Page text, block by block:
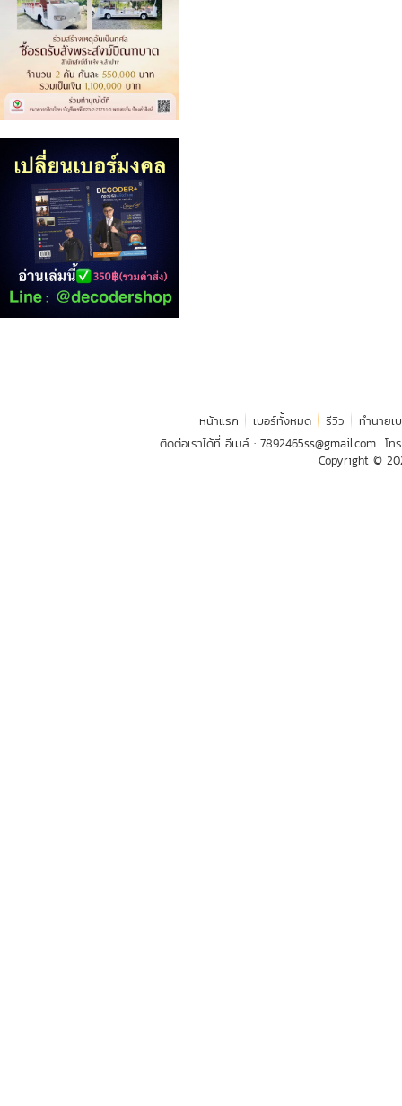
หน้าแรก เบอร์ทั้งหมด รีวิว
ทำนายเ
ติดต่อเราได้ที่ อีเมล์ : 7892465ss@gmail.com โท
Copyright ©